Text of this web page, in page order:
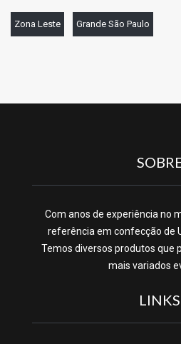
Zona Leste Grande São Paulo
Com anos de experiência no
referência em confecção de
Temos diversos produtos que
mais variados
LINKS